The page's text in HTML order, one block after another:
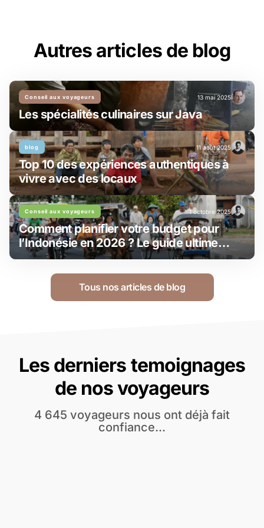
Autres articles de blog
Conseil aux voyageurs
Les spécialités culinaires sur Java
13 mai 2025
blog
Top 10 des expériences authentiques à
vivre avec des locaux
11 août 2025
Conseil aux voyageurs
Comment planifier votre budget pour
l’Indonésie en 2026 ? Le guide ultime
pour chaque type de voyageur
1 octobre 2025
Tous nos articles de blog
Les derniers temoignages
de nos voyageurs
4 645 voyageurs nous ont déjà fait
confiance...